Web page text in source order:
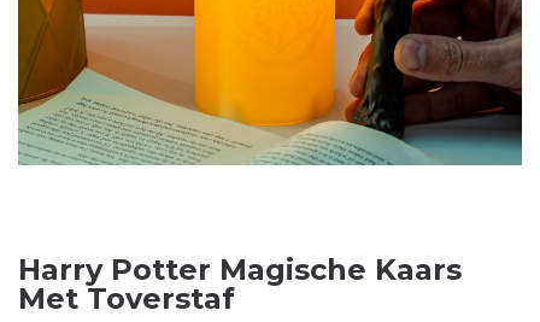
Harry Potter Magische Kaars
Met Toverstaf